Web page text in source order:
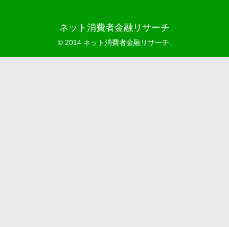
ネット消費者金融リサーチ
© 2014 ネット消費者金融リサーチ.